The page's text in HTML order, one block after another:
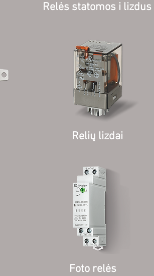
Relės statomos i lizdus
Relių lizdai
Foto relės